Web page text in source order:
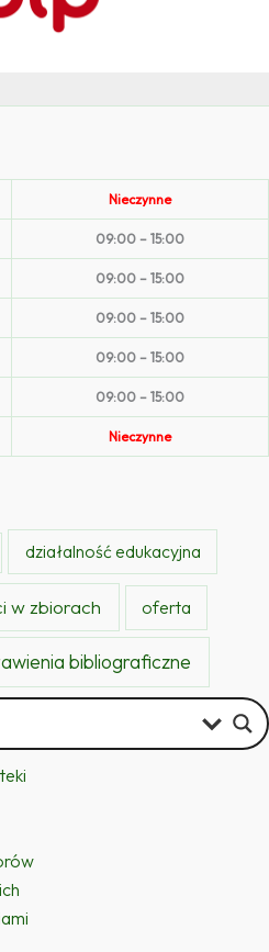
Nieczynne
09:00 – 15:00
09:00 – 15:00
09:00 – 15:00
09:00 – 15:00
09:00 – 15:00
Nieczynne
działalność edukacyjna
w zbiorach oferta
bibliograficzne